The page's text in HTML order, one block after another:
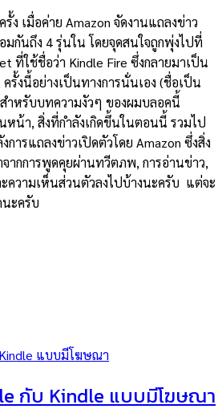
ง เมื่อค่าย Amazon จัดงานแถลงข่าว
กันถึง 4 รุ่นใน โดยจุดสนใจถูกพุ่งไปที่
ที่ใช้ชื่อว่า Kindle Fire ซึ่งกลายมาเป็น
รั้งนี้อย่างเป็นทางการนั่นเอง (ชื่อเป็น
ำหรับบทความงัวๆ ของผมบลอคนี้
หน้า, สิ่งที่กำลังเกิดขึ้นในตอนนี้ รวมไป
ารแถลงข่าวเปิดตัวโดย Amazon ซึ่งสิ่ง
ากการพูดคุยผ่านทวีตภพ, การอ่านข่าว,
ความเห็นส่วนตัวลงไปบ้างนะครับ แต่จะ
ะครับ
กับ Kindle แบบมีโฆษณา